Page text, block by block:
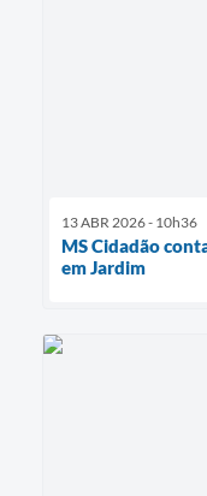
13 ABR 2026 - 10h36
MS Cidadão
em Jardim